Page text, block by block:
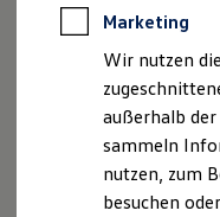
Anpfiff zum
Elektroautos
ID.
Reichweite
bilden
Marketing
Wir nutzen
außerhalb
sammeln
nutzen, zum
besuchen